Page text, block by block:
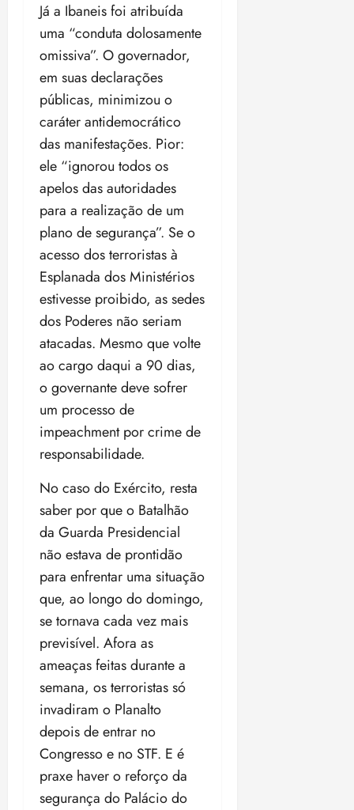
Já a Ibaneis foi atribuída
uma “conduta dolosamente
omissiva”. O governador,
em suas declarações
públicas, minimizou o
caráter antidemocrático
das manifestações. Pior:
ele “ignorou todos os
apelos das autoridades
para a realização de um
plano de segurança”. Se o
acesso dos terroristas à
Esplanada dos Ministérios
estivesse proibido, as sedes
dos Poderes não seriam
atacadas. Mesmo que volte
ao cargo daqui a 90 dias,
o governante deve sofrer
um processo de
impeachment por crime de
responsabilidade.
No caso do Exército, resta
saber por que o Batalhão
da Guarda Presidencial
não estava de prontidão
para enfrentar uma situação
que, ao longo do domingo,
se tornava cada vez mais
previsível. Afora as
ameaças feitas durante a
semana, os terroristas só
invadiram o Planalto
depois de entrar no
Congresso e no STF. E é
praxe haver o reforço da
segurança do Palácio do